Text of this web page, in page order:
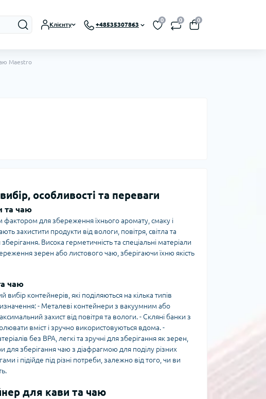
Клієнту +48535307863
0 0 0
Maestro
особливості та переваги
та чаю
для збереження їхнього аромату, смаку і
захистити продукти від вологи, повітря, світла та
Висока герметичність та спеціальні матеріали
зерен або листового чаю, зберігаючи їхню якість
чаю
контейнерів, які поділяються на кілька типів
- Металеві контейнери з вакуумним або
захист від повітря та вологи. - Скляні банки з
вміст і зручно використовуються вдома. -
без BPA, легкі та зручні для зберігання як зерен,
для зберігання чаю з діафрагмою для поділу різних
і підійде під різні потреби, залежно від того, чи ви
для кави та чаю